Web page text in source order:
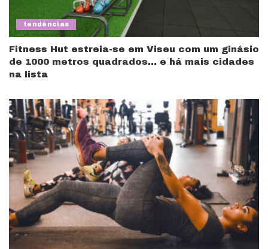
tendências
Fitness Hut estreia-se em Viseu com um ginásio
de 1000 metros quadrados… e há mais cidades
na lista